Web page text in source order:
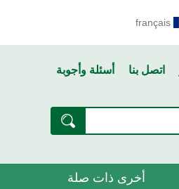
français
اتصل بنا أسئلة وأجوبة
أخرى ذات صلة